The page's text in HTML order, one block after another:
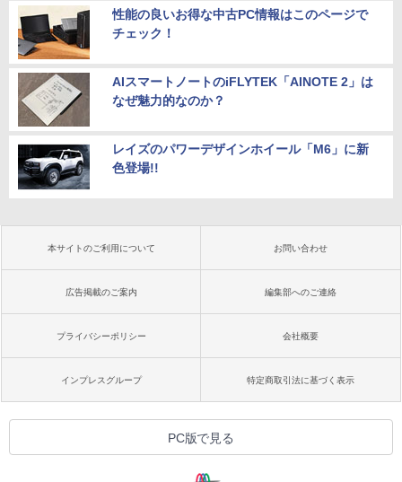
性能の良いお得な中古PC情報はこのページで
チェック！
AIスマートノートのiFLYTEK「AINOTE 2」は
なぜ魅力的なのか？
レイズのパワーデザインホイール「M6」に新
色登場!!
本サイトのご利用について お問い合わせ
広告掲載のご案内 編集部へのご連絡
プライバシーポリシー 会社概要
インプレスグループ 特定商取引法に基づく表示
PC版で見る